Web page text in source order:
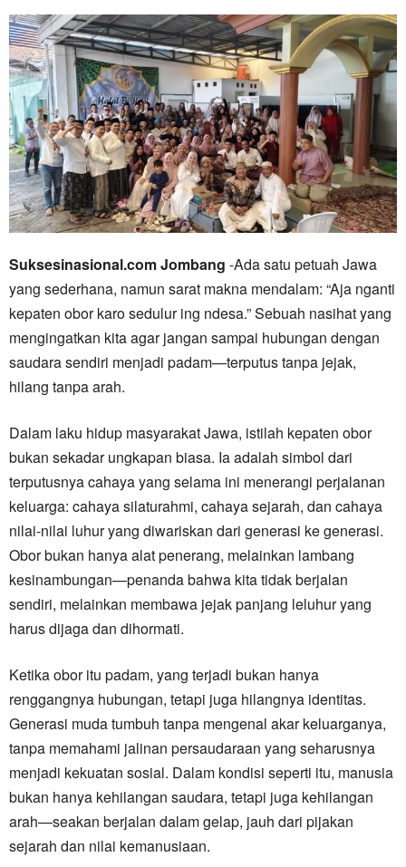
Suksesinasional.com Jombang -Ada satu petuah Jawa
yang sederhana, namun sarat makna mendalam: “Aja nganti
kepaten obor karo sedulur ing ndesa.” Sebuah nasihat yang
mengingatkan kita agar jangan sampai hubungan dengan
saudara sendiri menjadi padam—terputus tanpa jejak,
hilang tanpa arah.
Dalam laku hidup masyarakat Jawa, istilah kepaten obor
bukan sekadar ungkapan biasa. Ia adalah simbol dari
terputusnya cahaya yang selama ini menerangi perjalanan
keluarga: cahaya silaturahmi, cahaya sejarah, dan cahaya
nilai-nilai luhur yang diwariskan dari generasi ke generasi.
Obor bukan hanya alat penerang, melainkan lambang
kesinambungan—penanda bahwa kita tidak berjalan
sendiri, melainkan membawa jejak panjang leluhur yang
harus dijaga dan dihormati.
Ketika obor itu padam, yang terjadi bukan hanya
renggangnya hubungan, tetapi juga hilangnya identitas.
Generasi muda tumbuh tanpa mengenal akar keluarganya,
tanpa memahami jalinan persaudaraan yang seharusnya
menjadi kekuatan sosial. Dalam kondisi seperti itu, manusia
bukan hanya kehilangan saudara, tetapi juga kehilangan
arah—seakan berjalan dalam gelap, jauh dari pijakan
sejarah dan nilai kemanusiaan.